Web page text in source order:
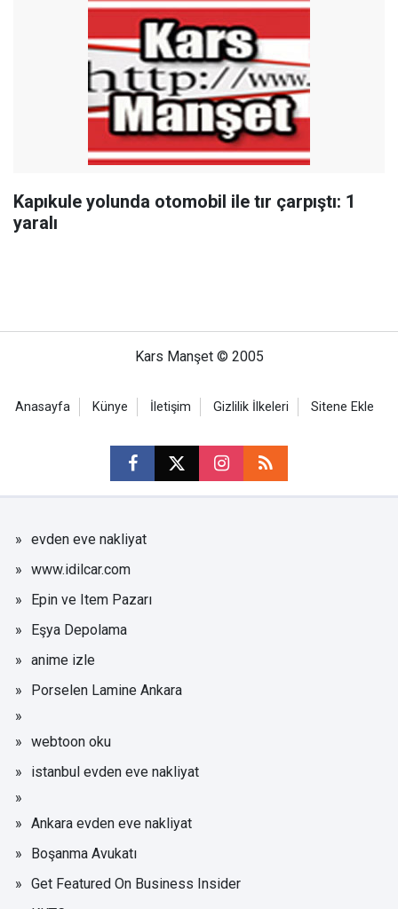
Kapıkule yolunda otomobil ile tır çarpıştı: 1
yaralı
Kars Manşet © 2005
Anasayfa Künye İletişim Gizlilik İlkeleri Sitene Ekle
evden eve nakliyat
www.idilcar.com
Epin ve Item Pazarı
Eşya Depolama
anime izle
Porselen Lamine Ankara
webtoon oku
istanbul evden eve nakliyat
Ankara evden eve nakliyat
Boşanma Avukatı
Get Featured On Business Insider